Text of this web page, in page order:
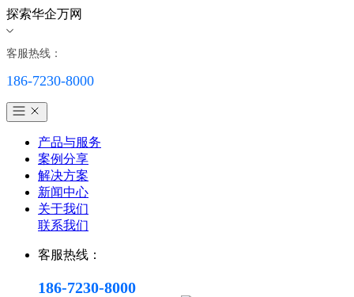
探索华企万网
客服热线：
186-7230-8000
产品与服务
案例分享
解决方案
新闻中心
关于我们
联系我们
客服热线：
186-7230-8000